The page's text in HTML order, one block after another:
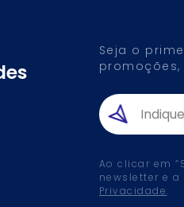
Seja o
Ao clicar em
newsletter e
Privacidade.